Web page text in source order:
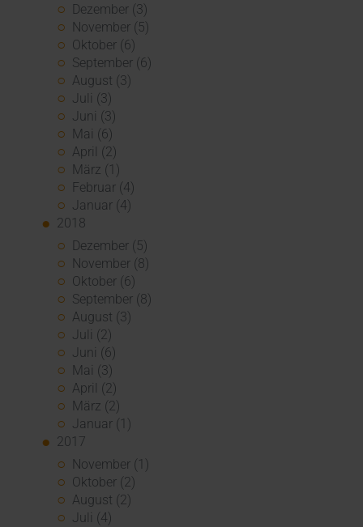
Dezember (3)
November (5)
Oktober (6)
September (6)
August (3)
Juli (3)
Juni (3)
Mai (6)
April (2)
März (1)
Februar (4)
Januar (4)
2018
Dezember (5)
November (8)
Oktober (6)
September (8)
August (3)
Juli (2)
Juni (6)
Mai (3)
April (2)
März (2)
Januar (1)
2017
November (1)
Oktober (2)
August (2)
Juli (4)